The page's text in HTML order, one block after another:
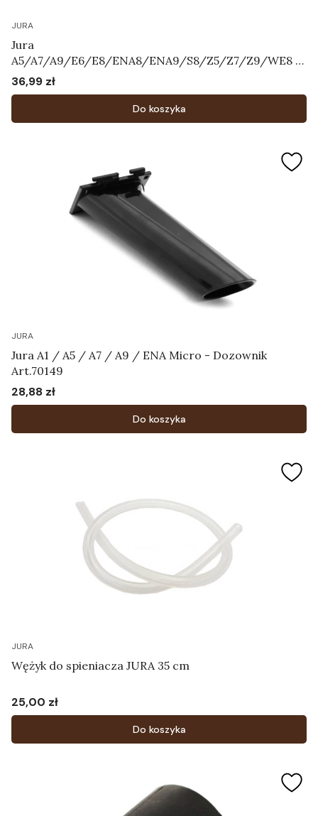
JURA
Jura
A5/A7/A9/E6/E8/ENA8/ENA9/S8/Z5/Z7/Z9/WE8 -
napowietrzacz "grzybek"
Cena
36,99 zł
Do koszyka
JURA
Jura A1 / A5 / A7 / A9 / ENA Micro - Dozownik
Art.70149
Cena
28,88 zł
Do koszyka
JURA
Wężyk do spieniacza JURA 35 cm
Cena
25,00 zł
Do koszyka